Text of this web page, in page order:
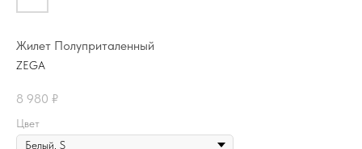
Жилет Полуприталенный
ZEGA
8 980 ₽
Цвет